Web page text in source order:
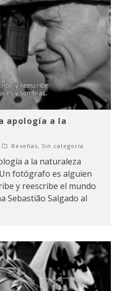
apología a la
Reseñas, Sin categoría
a la naturaleza
fotógrafo es alguien
y reescribe el mundo
Sebastião Salgado al